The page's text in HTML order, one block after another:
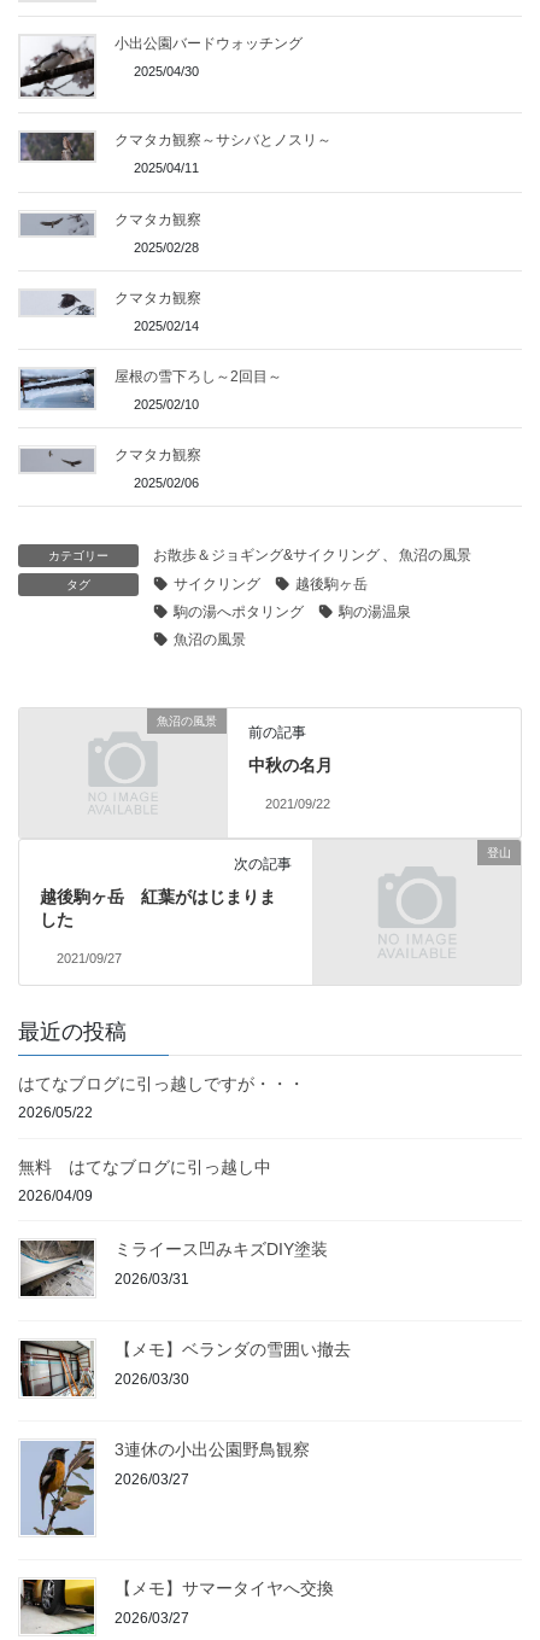
小出公園バードウォッチング
2025/04/30
クマタカ観察～サシバとノスリ～
2025/04/11
クマタカ観察
2025/02/28
クマタカ観察
2025/02/14
屋根の雪下ろし～2回目～
2025/02/10
クマタカ観察
2025/02/06
カテゴリー お散歩＆ジョギング&サイクリング 、 魚沼の風景
タグ サイクリング
越後駒ヶ岳
駒の湯へポタリング
駒の湯温泉
魚沼の風景
魚沼の風景
前の記事
中秋の名月
2021/09/22
登山
次の記事
越後駒ヶ岳 紅葉がはじまりま
した
2021/09/27
最近の投稿
はてなブログに引っ越しですが・・・
2026/05/22
無料 はてなブログに引っ越し中
2026/04/09
ミライース凹みキズDIY塗装
2026/03/31
【メモ】ベランダの雪囲い撤去
2026/03/30
3連休の小出公園野鳥観察
2026/03/27
【メモ】サマータイヤへ交換
2026/03/27